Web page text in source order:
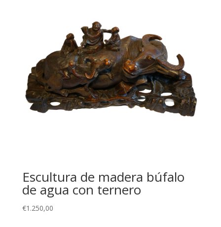
Escultura de madera búfalo
de agua con ternero
€1.250,00